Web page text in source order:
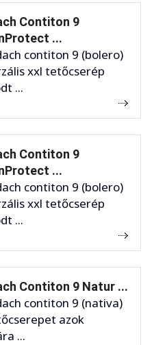
Contiton 9
...
contiton 9 (bolero)
xxl tetőcserép
...
Contiton 9
...
contiton 9 (bolero)
xxl tetőcserép
...
Contiton 9 Natur ...
contiton 9 (nativa)
azok
...